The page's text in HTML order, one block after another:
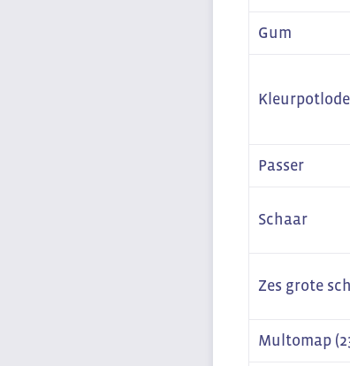
Gum
Passer
Schaar
Zes grote
Multomap